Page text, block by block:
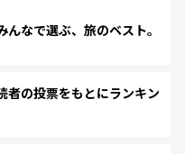
なで選ぶ、旅のベスト。
の投票をもとにランキン